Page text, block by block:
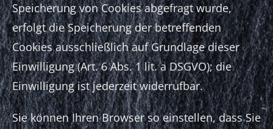
Speicherung von Cookies abgefragt wurde,
erfolgt die Speicherung der betreffenden
Cookies ausschließlich auf Grundlage dieser
Einwilligung (Art. 6 Abs. 1 lit. a DSGVO); die
Einwilligung ist jederzeit widerrufbar.
Sie können Ihren Browser so einstellen, dass Sie